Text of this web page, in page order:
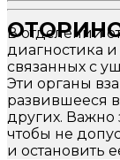
В отделении
диагностика
связанных с
Эти органы
развившееся
других. Важно
чтобы не
и остановить